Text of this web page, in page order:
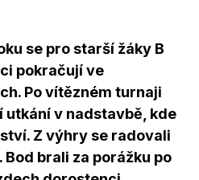
se pro starší žáky B
pokračují ve
Po vítězném turnaji
utkání v nadstavbě, kde
Z výhry se radovali
brali za porážku po